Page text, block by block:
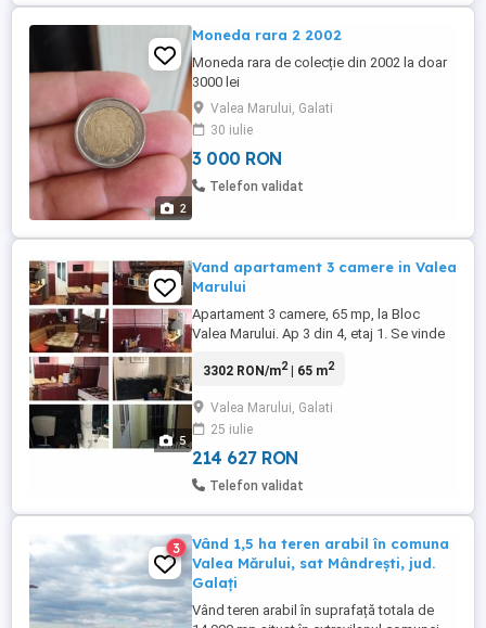
2
Moneda rara 2 2002
Moneda rara de colecție din 2002 la doar
3000 lei
Valea Marului, Galati
30 iulie
3 000 RON
Telefon validat
5
Vand apartament 3 camere in Valea
Marului
Apartament 3 camere, 65 mp, la Bloc
Valea Marului. Ap 3 din 4, etaj 1. Se vinde
locuit, este curat, bine intretinut. Gresie,
renovat integral anul acesta. 2 dormitoare
si living, bucatarie spatioasa, baie, 2 spatii
...
3302 RON/m2| 65 m2
Valea Marului, Galati
25 iulie
214 627 RON
Telefon validat
3
Vând 1,5 ha teren arabil în comuna
Valea Mărului, sat Mândrești, jud.
Galați
Vând teren arabil în suprafață totala de